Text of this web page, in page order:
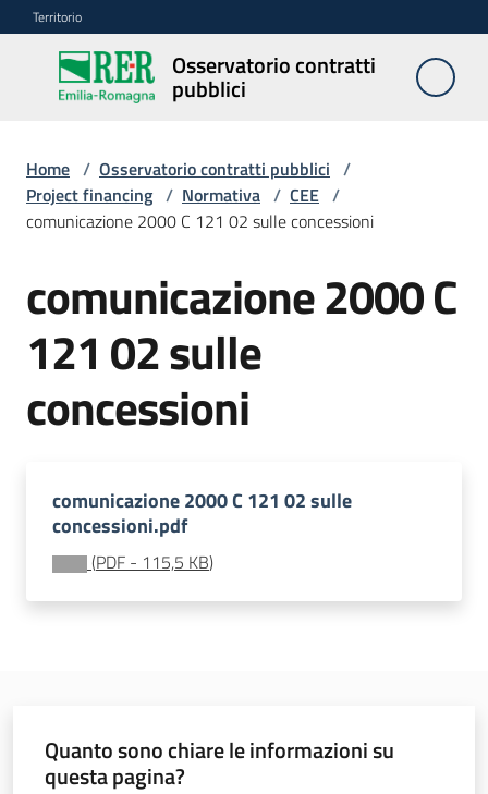
Vai al contenuto
Vai alla navigazione
Vai al footer
Territorio
Osservatorio contratti
pubblici
Osservatorio
contratti
Elenco
SITAR
di
Valori
agricoli
medi
Avvisi
Newsletter
Home / Osservatorio contratti pubblici /
Project financing / Normativa / CEE /
comunicazione 2000 C 121 02 sulle concessioni
comunicazione 2000 C
121 02 sulle
concessioni
comunicazione 2000 C 121 02 sulle
concessioni.pdf
(PDF - 115,5 KB)
Quanto sono chiare le informazioni su
questa pagina?